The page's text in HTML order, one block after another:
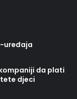
uređaja
da plati
djeci